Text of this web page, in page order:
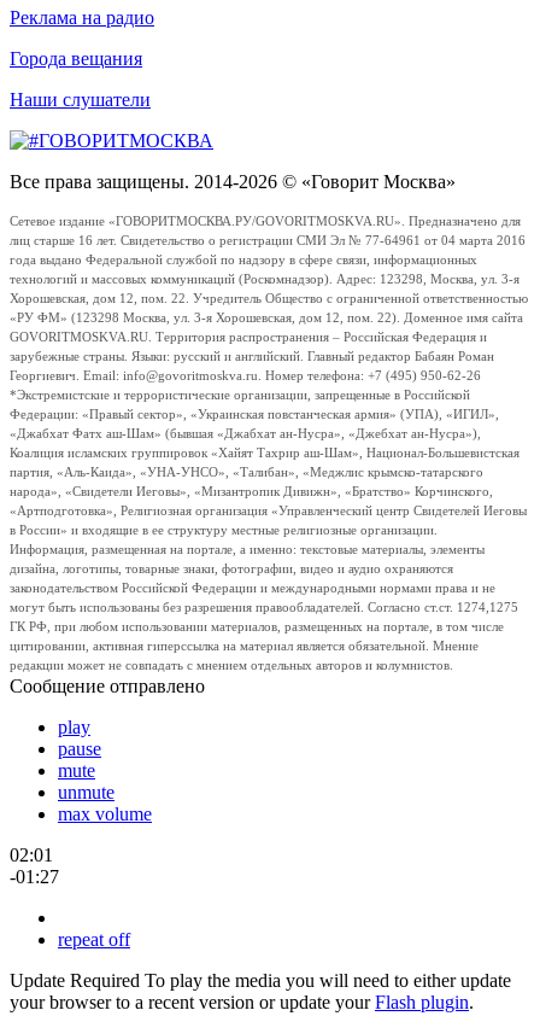
Реклама на радио
Города вещания
Наши слушатели
Все права защищены. 2014-2026 © «Говорит Москва»
Сетевое издание «ГОВОРИТМОСКВА.РУ/GOVORITMOSKVA.RU». Предназначено для
лиц старше 16 лет. Свидетельство о регистрации СМИ Эл № 77-64961 от 04 марта 2016
года выдано Федеральной службой по надзору в сфере связи, информационных
технологий и массовых коммуникаций (Роскомнадзор). Адрес: 123298, Москва, ул. 3-я
Хорошевская, дом 12, пом. 22. Учредитель Общество с ограниченной ответственностью
«РУ ФМ» (123298 Москва, ул. 3-я Хорошевская, дом 12, пом. 22). Доменное имя сайта
GOVORITMOSKVA.RU. Территория распространения – Российская Федерация и
зарубежные страны. Языки: русский и английский. Главный редактор Бабаян Роман
Георгиевич. Email: info@govoritmoskva.ru. Номер телефона: +7 (495) 950-62-26
*Экстремистские и террористические организации, запрещенные в Российской
Федерации: «Правый сектор», «Украинская повстанческая армия» (УПА), «ИГИЛ»,
«Джабхат Фатх аш-Шам» (бывшая «Джабхат ан-Нусра», «Джебхат ан-Нусра»),
Коалиция исламских группировок «Хайят Тахрир аш-Шам», Национал-Большевистская
партия, «Аль-Каида», «УНА-УНСО», «Талибан», «Меджлис крымско-татарского
народа», «Свидетели Иеговы», «Мизантропик Дивижн», «Братство» Корчинского,
«Артподготовка», Религиозная организация «Управленческий центр Свидетелей Иеговы
в России» и входящие в ее структуру местные религиозные организации.
Информация, размещенная на портале, а именно: текстовые материалы, элементы
дизайна, логотипы, товарные знаки, фотографии, видео и аудио охраняются
законодательством Российской Федерации и международными нормами права и не
могут быть использованы без разрешения правообладателей. Согласно ст.ст. 1274,1275
ГК РФ, при любом использовании материалов, размещенных на портале, в том числе
цитировании, активная гиперссылка на материал является обязательной. Мнение
редакции может не совпадать с мнением отдельных авторов и колумнистов.
Сообщение отправлено
play
pause
mute
unmute
max volume
02:01
-01:27
repeat off
Update Required To play the media you will need to either update
your browser to a recent version or update yourFlash plugin.